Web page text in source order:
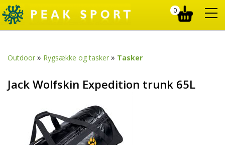
0
Outdoor » Rygsække og tasker » Tasker
Jack Wolfskin Expedition trunk 65L